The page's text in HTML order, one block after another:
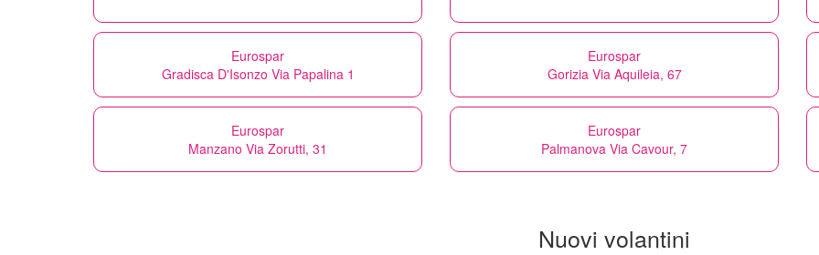
Eurospar
Gradisca D'Isonzo Via Papalina 1
Eurospar
Gorizia Via Aquileia, 67
Eurospar
Manzano Via Zorutti, 31
Eurospar
Palmanova Via Cavour, 7
Nuovi volantini